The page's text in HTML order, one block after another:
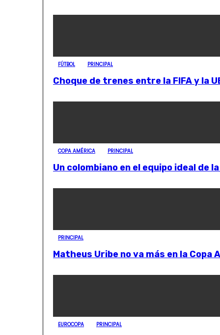
FÚTBOL PRINCIPAL
Choque de trenes entre la FIFA y la
COPA AMÉRICA PRINCIPAL
Un colombiano en el equipo ideal de
PRINCIPAL
Matheus Uribe no va más en la Copa
EUROCOPA PRINCIPAL